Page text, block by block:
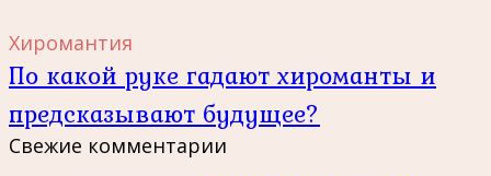
Хиромантия
По какой руке гадают хироманты и
предсказывают будущее?
Свежие комментарии